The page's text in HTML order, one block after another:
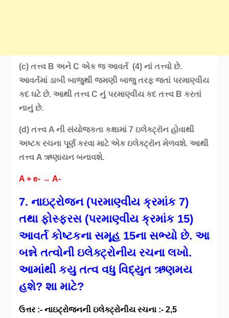
(c) તત્ત્વ B અને C એક જ આવર્ત (4) નાં તત્ત્વો છે.
આવર્તમાં ડાબી બાજુથી જમણી બાજુ તરફ જતાં પરમાણ્વીય
કદ ઘટે છે. આથી તત્ત્વ C નું પરમાણ્વીય કદ તત્ત્વ B કરતાં
નાનું છે.
(d) તત્ત્વ A ની સંયોજકતા કક્ષામાં 7 ઇલેક્ટ્રૉન હોવાથી
અષ્ટક રચના પૂર્ણ કરવા માટે એક ઇલેક્ટ્રૉન મેળવશે. આથી
તત્ત્વ A ઋણાયન બનાવશે.
A + e- → A-
7. નાઇટ્રોજન (પરમાણ્વીય ક્રમાંક 7)
તથા ફોસ્ફરસ (પરમાણ્વીય ક્રમાંક 15)
આવર્ત કોષ્ટકના સમૂહ 15ના સભ્યો છે. આ
બન્ને તત્વોની ઇલેક્ટ્રોનીય રચના લખો.
આમાંથી કયુ તત્વ વધુ વિદ્યુત ઋણમય
હશે?શા માટે?
ઉત્તર :- નાઇટ્રોજનની ઇલેક્ટ્રોનીય રચના :- 2,5